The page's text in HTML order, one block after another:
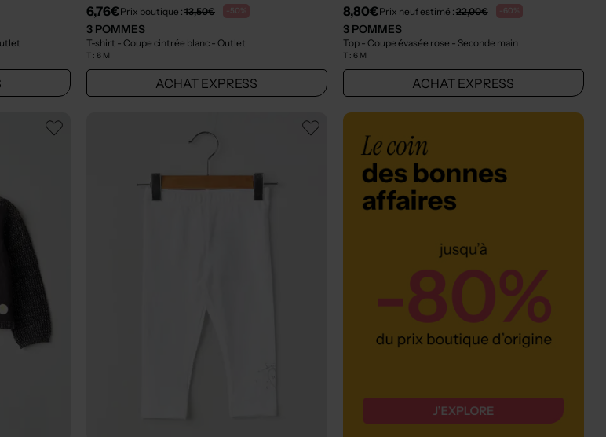
6,76€Prix boutique : 13,50€ -50%
3 POMMES
T-shirt - Coupe cintrée blanc - Outlet
T : 6 M
ACHAT EXPRESS
8,80€Prix neuf estimé : 22,00€ -60%
3 POMMES
Top - Coupe évasée rose - Seconde main
T : 6 M
ACHAT EXPRESS